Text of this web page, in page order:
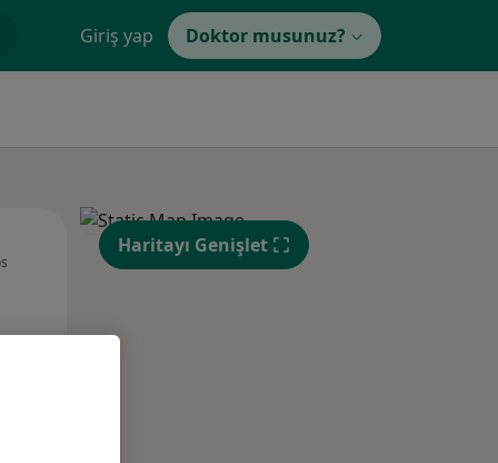
Giriş yap Doktor musunuz?
13 Ağustos
Cum,
14 Ağustos
Cmt,
15 Ağustos
Haritayı Genişlet